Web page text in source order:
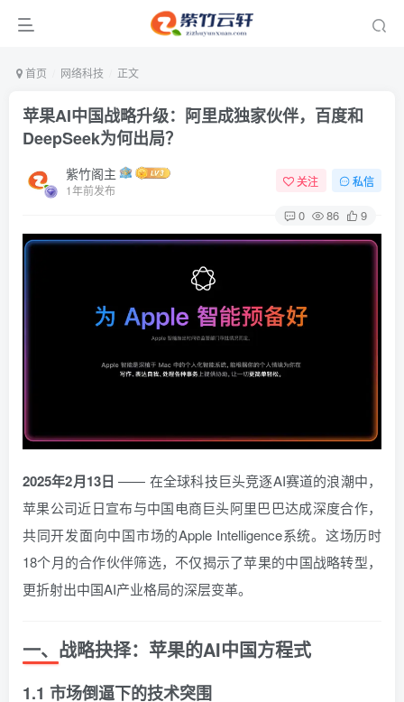
首页 网络科技 正文
苹果AI中国战略升级：阿里成独家伙伴，百度和
DeepSeek为何出局？
紫竹阁主
1年前发布
关注 私信
0 86 9
2025年2月13日 —— 在全球科技巨头竞逐AI赛道的浪潮中，
苹果公司近日宣布与中国电商巨头阿里巴巴达成深度合作，
共同开发面向中国市场的Apple Intelligence系统。这场历时
18个月的合作伙伴筛选，不仅揭示了苹果的中国战略转型，
更折射出中国AI产业格局的深层变革。
一、战略抉择：苹果的AI中国方程式
1.1 市场倒逼下的技术突围